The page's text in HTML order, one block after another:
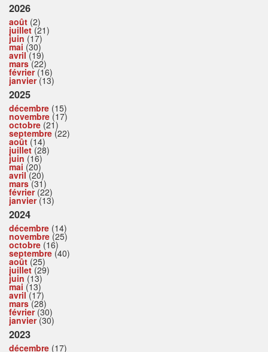
2026
août (2)
juillet(21)
juin (17)
mai (30)
avril(19)
mars(22)
février(16)
janvier(13)
2025
décembre (15)
novembre (17)
octobre (21)
septembre (22)
août (14)
juillet(28)
juin (16)
mai (20)
avril(20)
mars(31)
février(22)
janvier(13)
2024
décembre (14)
novembre (25)
octobre (16)
septembre (40)
août (25)
juillet(29)
juin (13)
mai (13)
avril(17)
mars(28)
février(30)
janvier(30)
2023
décembre (17)